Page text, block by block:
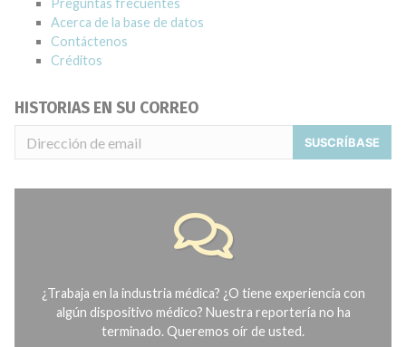
Preguntas frecuentes
Acerca de la base de datos
Contáctenos
Créditos
HISTORIAS EN SU CORREO
SUSCRÍBASE
¿Trabaja en la industria médica? ¿O tiene experiencia con
algún dispositivo médico? Nuestra reportería no ha
terminado. Queremos oír de usted.